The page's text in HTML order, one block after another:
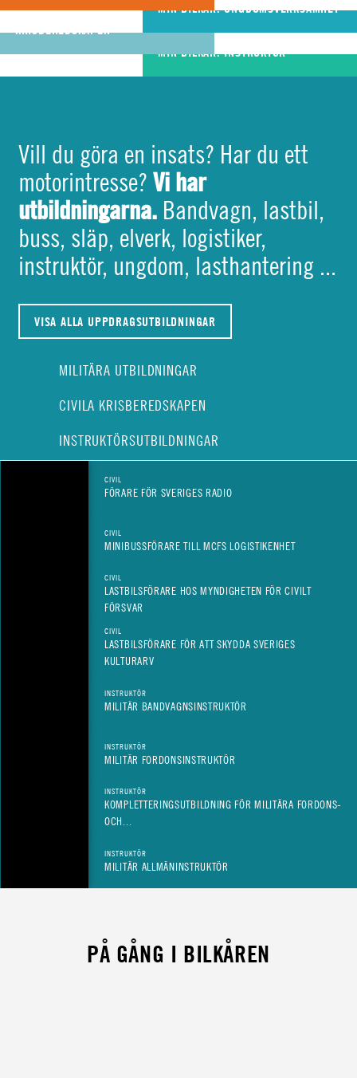
MIN BILKÅR: UNGDOMSVERKSAMHET
MIN BILKÅR: CIVILA
KRISBEREDSKAPEN
riktigt bra
bandvagnsförare
MIN BILKÅR: INSTRUKTÖR
Vill du göra en insats? Har du ett
motorintresse? Vi har
utbildningarna. Bandvagn, lastbil,
buss, släp, elverk, logistiker,
instruktör, ungdom, lasthantering ...
VISA ALLA UPPDRAGSUTBILDNINGAR
MILITÄRA UTBILDNINGAR
CIVILA KRISBEREDSKAPEN
INSTRUKTÖRSUTBILDNINGAR
CIVIL
FÖRARE FÖR SVERIGES RADIO
CIVIL
MINIBUSSFÖRARE TILL MCFS LOGISTIKENHET
CIVIL
LASTBILSFÖRARE HOS MYNDIGHETEN FÖR CIVILT
FÖRSVAR
CIVIL
LASTBILSFÖRARE FÖR ATT SKYDDA SVERIGES
KULTURARV
INSTRUKTÖR
MILITÄR BANDVAGNSINSTRUKTÖR
INSTRUKTÖR
MILITÄR FORDONSINSTRUKTÖR
INSTRUKTÖR
KOMPLETTERINGSUTBILDNING FÖR MILITÄRA FORDONS-
OCH...
INSTRUKTÖR
MILITÄR ALLMÄNINSTRUKTÖR
PÅ GÅNG I BILKÅREN